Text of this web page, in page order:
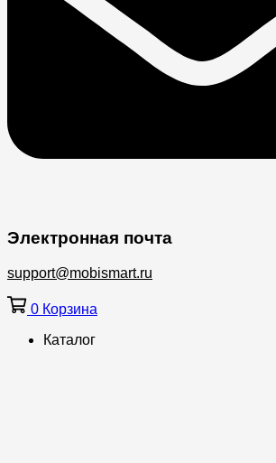
Электронная почта
support@mobismart.ru
0 Корзина
Каталог